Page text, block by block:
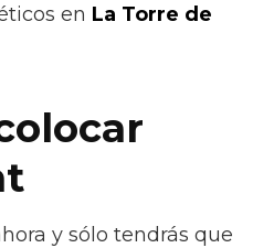
en La Torre de
y sólo tendrás que